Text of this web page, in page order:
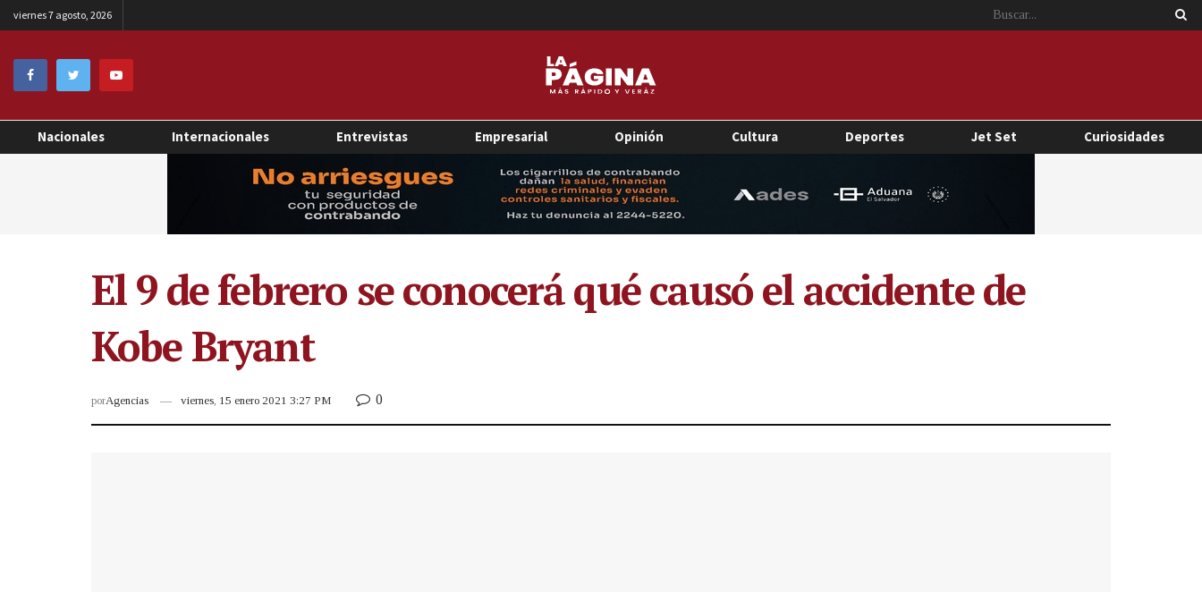
viernes 7 agosto, 2026
Nacionales Internacionales Entrevistas Empresarial Opinión Cultura Deportes Jet Set Curiosidades
El 9 de febrero se conocerá qué causó el accidente de
Kobe Bryant
porAgencias viernes, 15 enero 2021 3:27 PM 0